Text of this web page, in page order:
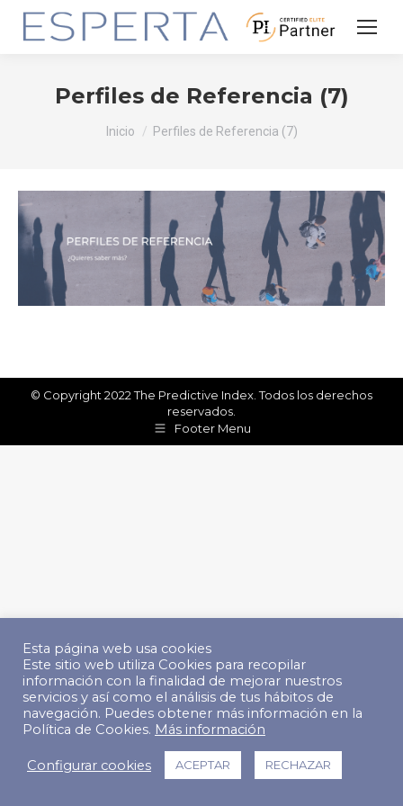
Perfiles de Referencia (7)
Estás aquí:
Inicio Perfiles de Referencia (7)
© Copyright 2022 The Predictive Index. Todos los derechos
reservados.
Footer Menu
Esta página web usa cookies
Este sitio web utiliza Cookies para recopilar
información con la finalidad de mejorar nuestros
servicios y así como el análisis de tus hábitos de
navegación. Puedes obtener más información en la
Política de Cookies. Más información
Configurar cookies ACEPTAR RECHAZAR